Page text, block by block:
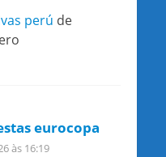
perú de
eurocopa
às 16:19